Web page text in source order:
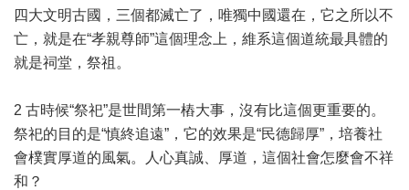
四大文明古國，三個都滅亡了，唯獨中國還在，它之所以不
亡，就是在“孝親尊師”這個理念上，維系這個道統最具體的
就是祠堂，祭祖。
2 古時候“祭祀”是世間第一樁大事，沒有比這個更重要的。
祭祀的目的是“慎終追遠”，它的效果是“民德歸厚”，培養社
會樸實厚道的風氣。人心真誠、厚道，這個社會怎麼會不祥
和？